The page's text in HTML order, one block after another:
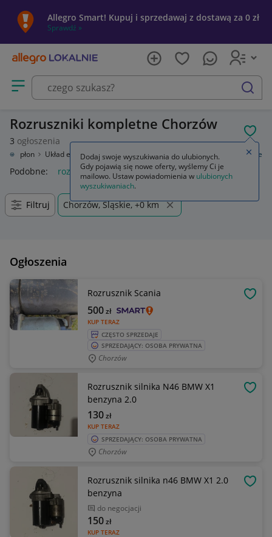
Allegro Smart! Kupuj i sprzedawaj z dostawą za 0 zł
Sprawdź »
Otwórz menu z kategoriami
szukaj
Rozruszniki kompletne Chorzów
3 ogłoszenia
zapłon Układ elektryczny silnika Rozruszniki Rozruszniki kompletne
Podobne: rozruszniki kompletne
Filtruj Chorzów, Śląskie, +0 km
Ogłoszenia
Rozrusznik Scania
KUP TERAZ
500zł
CZĘSTO SPRZEDAJE
SPRZEDAJĄCY: OSOBA PRYWATNA
Chorzów
Rozrusznik silnika N46 BMW X1
benzyna 2.0
KUP TERAZ
130zł
SPRZEDAJĄCY: OSOBA PRYWATNA
Chorzów
Rozrusznik silnika n46 BMW X1 2.0
benzyna
do negocjacji
KUP TERAZ
150zł
Dodaj swoje wyszukiwania do ulubionych.
Gdy pojawią się nowe oferty, wyślemy Ci je
mailowo. Ustaw powiadomienia w ulubionych
wyszukiwaniach.